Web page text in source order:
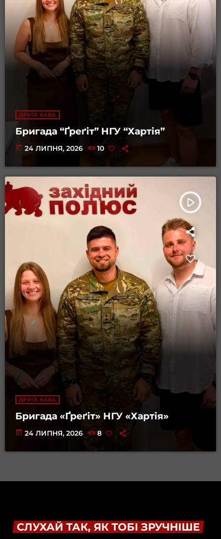
ДРУГА КАВА
Бригада “Ґреґіт” НГУ “Хартія”
today 24 ЛИПНЯ, 2026 10
play_arrow
ДРУГА КАВА
Бригада «Ґреґіт» НГУ «Хартія»
today 24 ЛИПНЯ, 2026 8
СЛУХАЙ ТАК, ЯК ТОБІ ЗРУЧНІШЕ